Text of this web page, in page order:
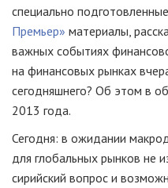
специально подготовленные
Премьер» материалы,
важных событиях
на финансовых рынках
сегодняшнего? Об этом в
2013 года.
Сегодня: в ожидании
для глобальных рынков не
сирийский вопрос и